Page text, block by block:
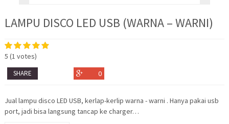
LAMPU DISCO LED USB (WARNA – WARNI)
5 (1 votes)
SHARE 0
Jual lampu disco LED USB, kerlap-kerlip warna - warni . Hanya pakai usb
port, jadi bisa langsung tancap ke charger…